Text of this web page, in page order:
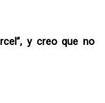
y creo que no